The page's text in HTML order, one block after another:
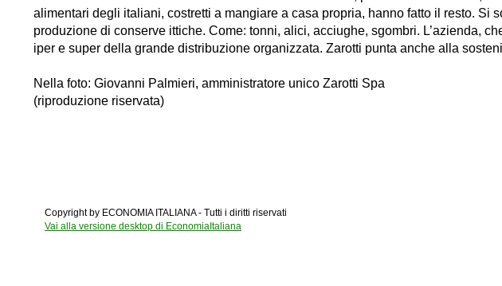
alimentari degli italiani, costretti a mangiare a casa propria, hanno fatto il resto.
produzione di conserve ittiche. Come: tonni, alici, acciughe, sgombri. L’azienda,
iper e super della grande distribuzione organizzata. Zarotti punta anche alla
Nella foto: Giovanni Palmieri, amministratore unico Zarotti Spa
(riproduzione riservata)
Copyright by ECONOMIA ITALIANA - Tutti i diritti riservati
Vai alla versione desktop di EconomiaItaliana